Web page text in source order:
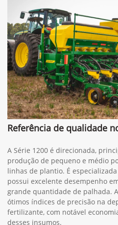
Referência de qualidade
A Série 1200 é direcionada,
produção de pequeno e médio
linhas de plantio. É
possui excelente desempenho
grande quantidade de palhada.
ótimos índices de precisão na
fertilizante, com notável
desses insumos.